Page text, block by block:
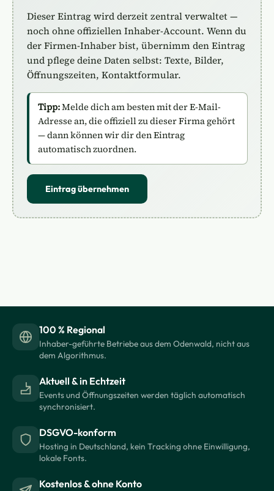
Dieser Eintrag wird derzeit zentral verwaltet —
noch ohne offiziellen Inhaber-Account. Wenn du
der Firmen-Inhaber bist, übernimm den Eintrag
und pflege deine Daten selbst: Texte, Bilder,
Öffnungszeiten, Kontaktformular.
Tipp:Melde dich am besten mit der E-Mail-
Adresse an, die offiziell zu dieser Firma gehört
— dann können wir dir den Eintrag
automatisch zuordnen.
Eintrag übernehmen
100 % Regional
Inhaber-geführte Betriebe aus dem Odenwald, nicht aus
dem Algorithmus.
Aktuell & in Echtzeit
Events und Öffnungszeiten werden täglich automatisch
synchronisiert.
DSGVO-konform
Hosting in Deutschland, kein Tracking ohne Einwilligung,
lokale Fonts.
Kostenlos & ohne Konto